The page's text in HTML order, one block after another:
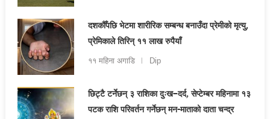
दशकौँपछि भेटमा शारीरिक सम्बन्ध बनाउँदा प्रेमीको मृत्यु,
प्रेमिकाले तिरिन् ११ लाख रुपैयाँ
११ महिना अगाडि Dip
छिट्टै टर्नेछन् ३ राशिका दुःख–दर्द, सेप्टेम्बर महिनामा १३
पटक राशि परिवर्तन गर्नेछन् मन-माताको दाता चन्द्र